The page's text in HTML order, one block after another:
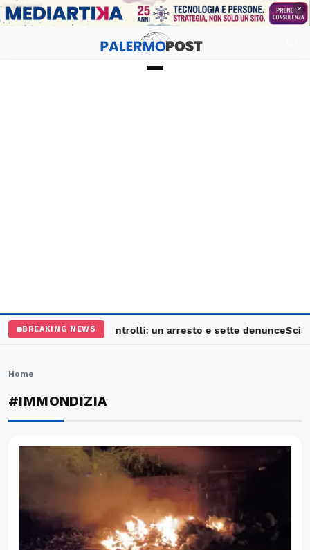
PUBBLICITÀ ×
BREAKING NEWS
Palermo, maxi controlli: un arresto e sette denunce
Home
#IMMONDIZIA